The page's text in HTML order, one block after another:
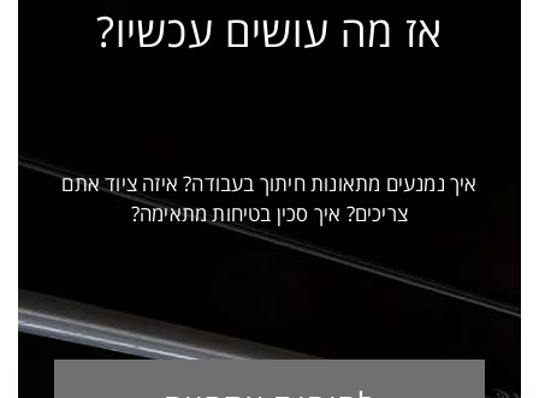
אז מה עושים עכשיו?
איך נמנעים מתאונות חיתוך בעבודה? איזה ציוד אתם
צריכים? איך סכין בטיחות מתאימה?